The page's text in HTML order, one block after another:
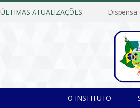
ÚLTIMAS ATUALIZAÇÕES:
O INSTITUTO